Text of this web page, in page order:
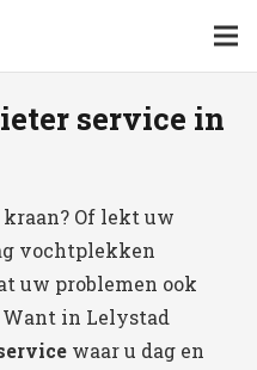
service in
Of lekt uw
vochtplekken
uw problemen ook
in Lelystad
waar u dag en